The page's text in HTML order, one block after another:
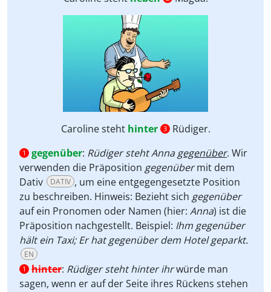
Caroline steht hinter 3 Rüdiger.
1 gegenüber: Rüdiger steht Annagegenüber. Wir
verwenden die Präposition gegenübermit dem
Dativ
DATIV , um eine entgegengesetzte Position
zu beschreiben. Hinweis: Bezieht sich gegenüber
auf ein Pronomen oder Namen (hier: Anna) ist die
Präposition nachgestellt. Beispiel: Ihm gegenüber
hält ein Taxi; Er hat gegenüber dem Hotel geparkt.
EN
1 hinter: Rüdiger steht hinter ihrwürde man
sagen, wenn er auf der Seite ihres Rückens stehen